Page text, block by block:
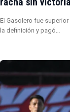
El Gasolero fue
la definición y pagó…